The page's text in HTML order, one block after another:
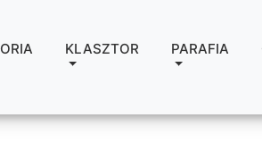
KLASZTOR PARAFIA